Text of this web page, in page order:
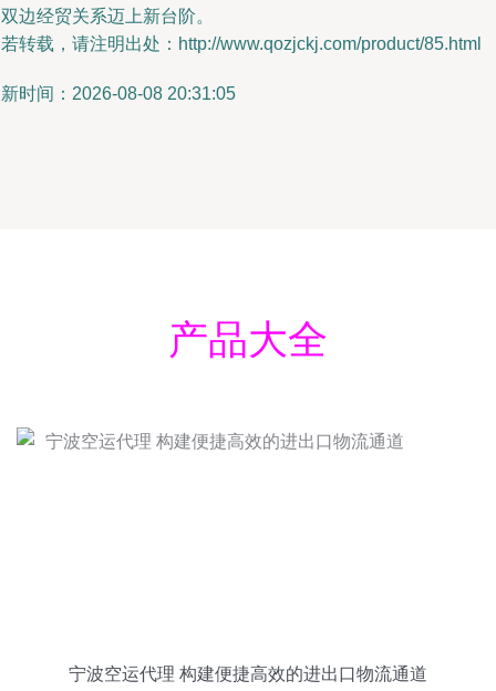
边经贸关系迈上新台阶。
转载，请注明出处：http://www.qozjckj.com/product/85.html
时间：2026-08-08 20:31:05
产品大全
宁波空运代理 构建便捷高效的进出口物流通道